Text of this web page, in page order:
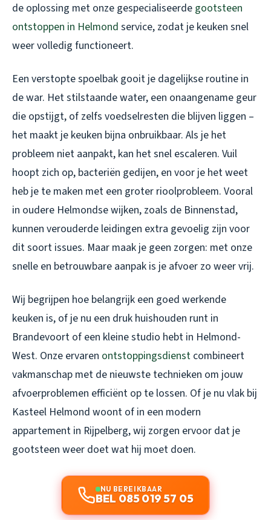
de oplossing met onze gespecialiseerde gootsteen
ontstoppen in Helmond service, zodat je keuken snel
weer volledig functioneert.
Een verstopte spoelbak gooit je dagelijkse routine in
de war. Het stilstaande water, een onaangename geur
die opstijgt, of zelfs voedselresten die blijven liggen –
het maakt je keuken bijna onbruikbaar. Als je het
probleem niet aanpakt, kan het snel escaleren. Vuil
hoopt zich op, bacteriën gedijen, en voor je het weet
heb je te maken met een groter rioolprobleem. Vooral
in oudere Helmondse wijken, zoals de Binnenstad,
kunnen verouderde leidingen extra gevoelig zijn voor
dit soort issues. Maar maak je geen zorgen: met onze
snelle en betrouwbare aanpak is je afvoer zo weer vrij.
Wij begrijpen hoe belangrijk een goed werkende
keuken is, of je nu een druk huishouden runt in
Brandevoort of een kleine studio hebt in Helmond-
West. Onze ervaren ontstoppingsdienst combineert
vakmanschap met de nieuwste technieken om jouw
afvoerproblemen efficiënt op te lossen. Of je nu vlak bij
Kasteel Helmond woont of in een modern
appartement in Rijpelberg, wij zorgen ervoor dat je
gootsteen weer doet wat hij moet doen.
NU BEREIKBAAR
BEL 085 019 57 05